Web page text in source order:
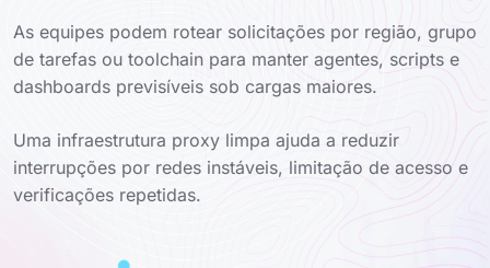
As equipes podem rotear solicitações por região, grupo
de tarefas ou toolchain para manter agentes, scripts e
dashboards previsíveis sob cargas maiores.
Uma infraestrutura proxy limpa ajuda a reduzir
interrupções por redes instáveis, limitação de acesso e
verificações repetidas.